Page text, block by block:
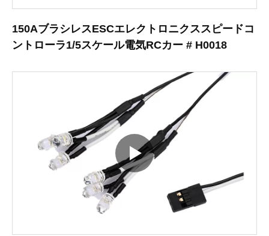
150AブラシレスESCエレクトロニクススピードコ
ントローラ1/5スケール電気RCカー # H0018